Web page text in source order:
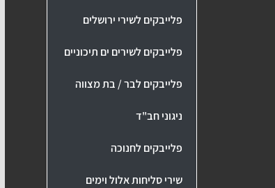
פלייבקים לשירי ירושלים
פלייבקים לשירים ים תיכוניים
פלייבקים לבר / בת מצווה
ניגוני חב"ד
פלייבקים לחנוכה
שירי סליחות אלול וימים